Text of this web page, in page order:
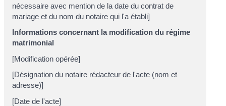
nécessaire avec mention de la date du contrat de
mariage et du nom du notaire qui l'a établi]
Informations concernant la modification du régime
matrimonial
[Modification opérée]
[Désignation du notaire rédacteur de l'acte (nom et
adresse)]
[Date de l'acte]